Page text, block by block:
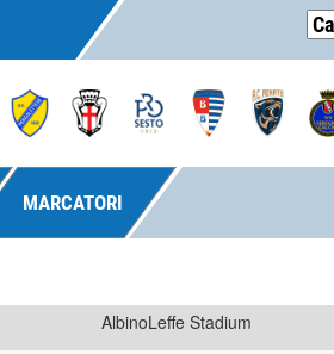
MARCATORI
AlbinoLeffe Stadium